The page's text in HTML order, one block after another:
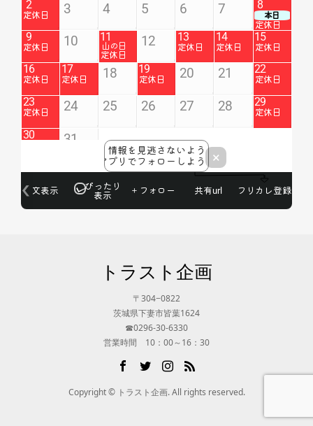
トラスト企画
〒304−0822
茨城県下妻市皆葉1624
☎0296-30-6330
営業時間 10：00～16：30
Copyright © トラスト企画. All rights reserved.